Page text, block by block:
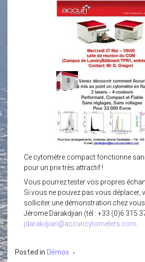
Ce cytomètre compact fonctionne
pour un prix très attractif !
Vous pourrez tester vos propres
Si vous ne pouvez pas vous déplacer,
solliciter une démonstration chez
Jérome Darakdjian (tél : +33 (0)6 315
jdarakdjian@accuricytometers.com
Posted in Démos